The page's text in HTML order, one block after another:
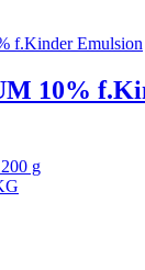
10%
g